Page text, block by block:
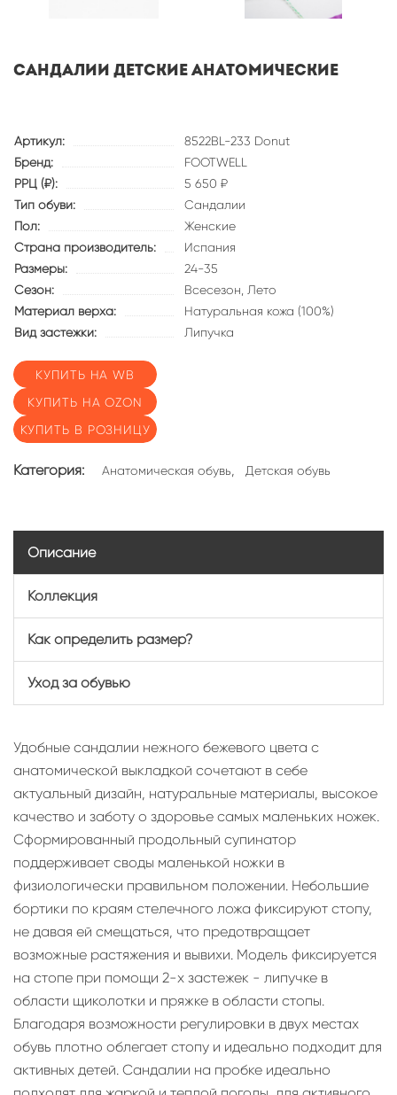
Сандалии детские анатомические
Артикул:
8522BL-233 Donut
Бренд:
FOOTWELL
РРЦ (₽):
5 650 ₽
Тип обуви:
Сандалии
Пол:
Женские
Страна производитель:
Испания
Размеры:
24-35
Сезон:
Всесезон, Лето
Материал верха:
Натуральная кожа (100%)
Вид застежки:
Липучка
КУПИТЬ НА WB
КУПИТЬ НА OZON
КУПИТЬ В РОЗНИЦУ
Категория: Анатомическая обувь, Детская обувь
Описание
Коллекция
Как определить размер?
Уход за обувью
Удобные сандалии нежного бежевого цвета с
анатомической выкладкой сочетают в себе
актуальный дизайн, натуральные материалы, высокое
качество и заботу о здоровье самых маленьких ножек.
Сформированный продольный супинатор
поддерживает своды маленькой ножки в
физиологически правильном положении. Небольшие
бортики по краям стелечного ложа фиксируют стопу,
не давая ей смещаться, что предотвращает
возможные растяжения и вывихи. Модель фиксируется
на стопе при помощи 2-х застежек - липучке в
области щиколотки и пряжке в области стопы.
Благодаря возможности регулировки в двух местах
обувь плотно облегает стопу и идеально подходит для
активных детей. Сандалии на пробке идеально